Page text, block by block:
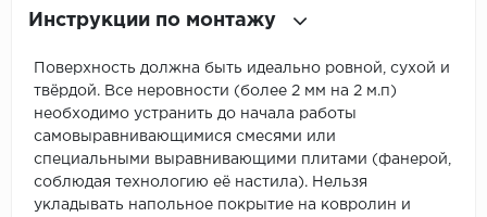
Инструкции по монтажу
Поверхность должна быть идеально ровной, сухой и
твёрдой. Все неровности (более 2 мм на 2 м.п)
необходимо устранить до начала работы
самовыравнивающимися смесями или
специальными выравнивающими плитами (фанерой,
соблюдая технологию её настила). Нельзя
укладывать напольное покрытие на ковролин и